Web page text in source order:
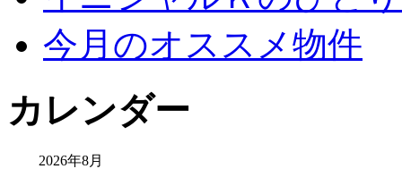
今月のオススメ物件
カレンダー
2026年8月